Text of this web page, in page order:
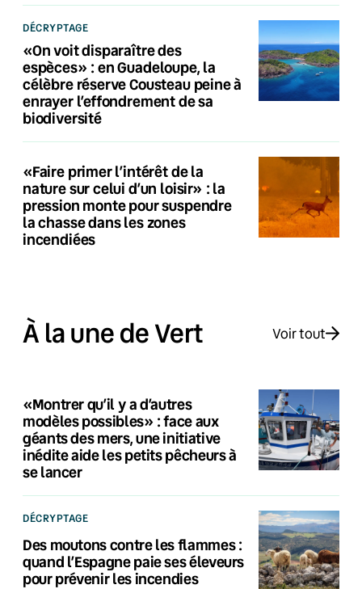
DÉCRYPTAGE
«On voit disparaître des
espèces» : en Guadeloupe, la
célèbre réserve Cousteau peine à
enrayer l’effondrement de sa
biodiversité
«Faire primer l’intérêt de la
nature sur celui d’un loisir» : la
pression monte pour suspendre
la chasse dans les zones
incendiées
À la une de Vert Voir tout
«Montrer qu’il y a d’autres
modèles possibles» : face aux
géants des mers, une initiative
inédite aide les petits pêcheurs à
se lancer
DÉCRYPTAGE
Des moutons contre les flammes :
quand l’Espagne paie ses éleveurs
pour prévenir les incendies